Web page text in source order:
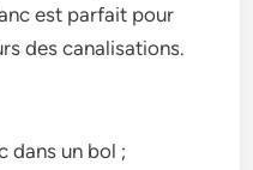
est parfait pour
des canalisations.
dans un bol ;